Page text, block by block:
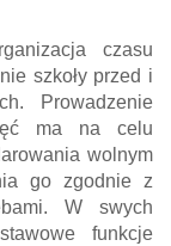
czasu
szkoły przed i
Prowadzenie
ma na celu
wolnym
go zgodnie z
W swych
funkcje